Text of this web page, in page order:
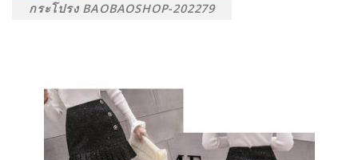
กระโปรง BAOBAOSHOP-202279